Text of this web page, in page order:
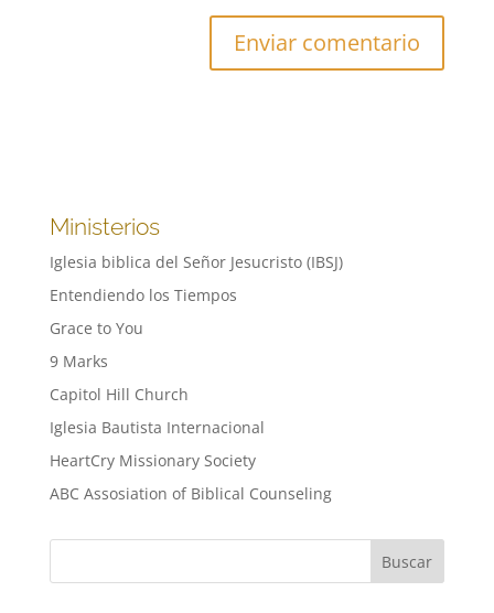
Ministerios
Iglesia biblica del Señor Jesucristo (IBSJ)
Entendiendo los Tiempos
Grace to You
9 Marks
Capitol Hill Church
Iglesia Bautista Internacional
HeartCry Missionary Society
ABC Assosiation of Biblical Counseling